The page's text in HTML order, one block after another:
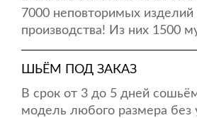
7000 неповторимых изделий
производства! Из них 1500
ШЬЁМ ПОД ЗАКАЗ
В срок от 3 до 5 дней
модель любого размера без